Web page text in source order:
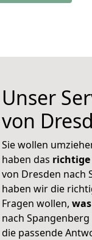
Unser
von
Sie wollen
haben das
von Dresden nach
haben wir die
Fragen wollen,
nach
die passende